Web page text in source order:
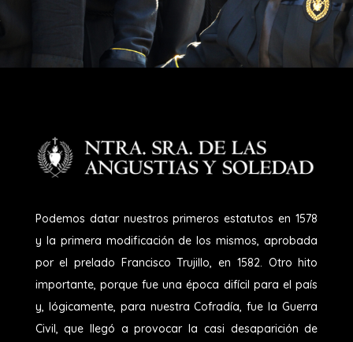
Podemos datar nuestros primeros estatutos en 1578
y la primera modificación de los mismos, aprobada
por el prelado Francisco Trujillo, en 1582. Otro hito
importante, porque fue una época difícil para el país
y, lógicamente, para nuestra Cofradía, fue la Guerra
Civil, que llegó a provocar la casi desaparición de